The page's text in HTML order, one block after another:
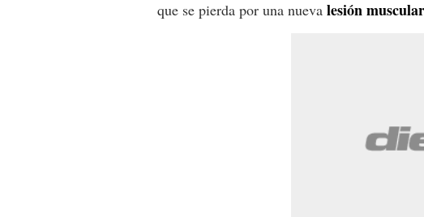
que se pierda por una nueva lesión